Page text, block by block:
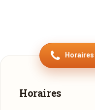
Une dégustation
tartine au jambon, de
Tous nos vins et
Horaires